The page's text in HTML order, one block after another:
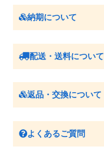
納期について
配送・送料について
返品・交換について
よくあるご質問